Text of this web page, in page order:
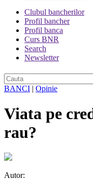
Clubul bancherilor
Profil bancher
Profil banca
Curs BNR
Search
Newsletter
BANCI | Opinie
Viata pe
rau?
Autor: